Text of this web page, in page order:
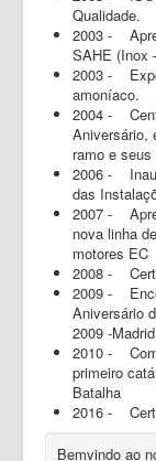
Qualidade.
2003 -
SAHE (Inox
2003 -
amoníaco.
2004 -
Aniversário,
ramo e
2006 -
das
2007 -
nova linha
motores EC
2008 -
2009 -
Aniversário
2009 -Madrid
2010 -
primeiro
Batalha
2016 -
Bemvindo ao